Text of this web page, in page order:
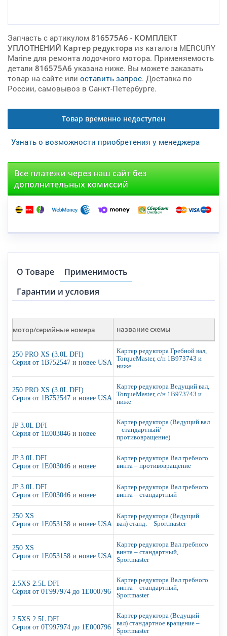
Запчасть с артикулом 816575A6 - КОМПЛЕКТ
УПЛОТНЕНИЙ Картер редуктора из каталога MERCURY
Marine для ремонта лодочного мотора. Применяемость
детали 816575A6 указана ниже. Вы можете заказать
товар на сайте или оставить запрос. Доставка по
России, самовывоз в Санкт-Петербурге.
Товар временно недоступен
Узнать о возможности приобретения у менеджера
Все платежи через наш сайт без
дополнительных комиссий
О Товаре
Применимость
Гарантии и условия
мотор/серийные номера название схемы
250 PRO XS (3.0L DFI)
Серия от 1B752547 и новее USA
Картер редуктора Гребной вал,
TorqueMaster, с/н 1B973743 и
ниже
250 PRO XS (3.0L DFI)
Серия от 1B752547 и новее USA
Картер редуктора Ведущий вал,
TorqueMaster, с/н 1B973743 и
ниже
JP 3.0L DFI
Серия от 1E003046 и новее
Картер редуктора (Ведущий вал
– стандартный/
противовращение)
JP 3.0L DFI
Серия от 1E003046 и новее
Картер редуктора Вал гребного
винта – противовращение
JP 3.0L DFI
Серия от 1E003046 и новее
Картер редуктора Вал гребного
винта – стандартный
250 XS
Серия от 1E053158 и новее USA
Картер редуктора (Ведущий
вал) станд. – Sportmaster
250 XS
Серия от 1E053158 и новее USA
Картер редуктора Вал гребного
винта – стандартный,
Sportmaster
2.5XS 2.5L DFI
Серия от 0T997974 до 1E000796
Картер редуктора Вал гребного
винта – стандартный,
Sportmaster
2.5XS 2.5L DFI
Серия от 0T997974 до 1E000796
Картер редуктора (Ведущий
вал) стандартное вращение –
Sportmaster